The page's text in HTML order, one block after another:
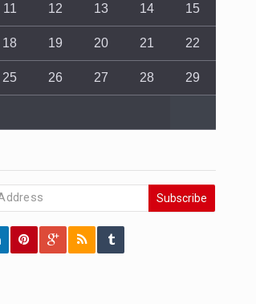
11 12 13 14 15
18 19 20 21 22
25 26 27 28 29
Subscribe